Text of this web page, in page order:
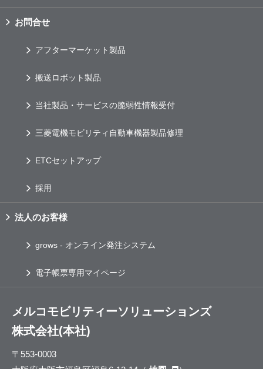
お問合せ
アフターマーケット製品
搬送ロボット製品
当社製品・サービスの脆弱性情報受付
三菱電機モビリティ自動車機器製品修理
ETCセットアップ
採用
法人のお客様
grows - オンライン発注システム
電子帳票専用マイページ
メルコモビリティーソリューションズ
株式会社(本社)
〒553-0003